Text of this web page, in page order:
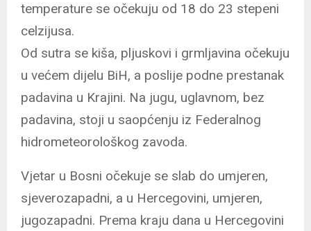
temperature se očekuju od 18 do 23 stepeni
celzijusa.
Od sutra se kiša, pljuskovi i grmljavina očekuju
u većem dijelu BiH, a poslije podne prestanak
padavina u Krajini. Na jugu, uglavnom, bez
padavina, stoji u saopćenju iz Federalnog
hidrometeorološkog zavoda.
Vjetar u Bosni očekuje se slab do umjeren,
sjeverozapadni, a u Hercegovini, umjeren,
jugozapadni. Prema kraju dana u Hercegovini